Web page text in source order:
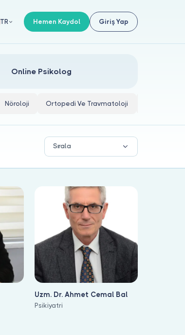
TR Hemen Kaydol Giriş Yap
Online Psikolog
Nöroloji Ortopedi Ve Travmatoloji
Sırala
Uzm. Dr. Ahmet Cemal Bal
Psikiyatri